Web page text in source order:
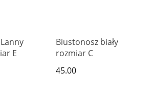
E
Biustonosz biały
rozmiar C
45.00